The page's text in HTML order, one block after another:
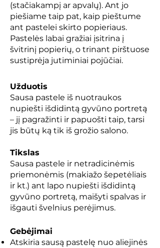
(stačiakampį ar apvalų). Ant jo
piešiame taip pat, kaip pieštume
ant pastelei skirto popieriaus.
Pastelės labai gražiai įsitrina į
švitrinį popierių, o trinant pirštuose
sustiprėja jutiminiai pojūčiai.
Užduotis
Sausa pastele iš nuotraukos
nupiešti išdidintą gyvūno portretą
– jį pagražinti ir papuošti taip, tarsi
jis būtų ką tik iš grožio salono.
Tikslas
Sausa pastele ir netradicinėmis
priemonėmis (makiažo šepetėliais
ir kt.) ant lapo nupiešti išdidintą
gyvūno portretą, maišyti spalvas ir
išgauti švelnius perėjimus.
Gebėjimai
Atskiria sausą pastelę nuo aliejinės